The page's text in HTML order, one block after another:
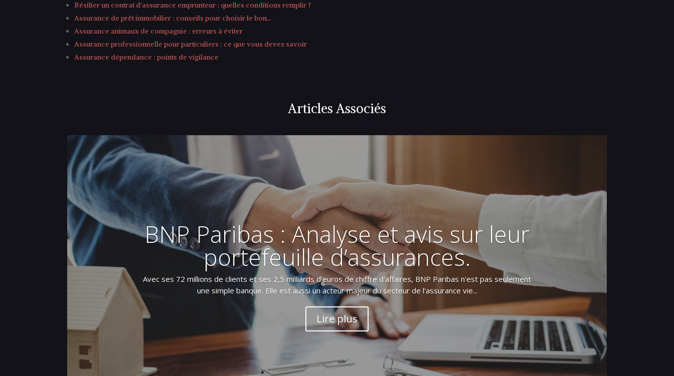
Résilier un contrat d’assurance emprunteur : quelles conditions remplir ?
Assurance de prêt immobilier : conseils pour choisir le bon…
Assurance animaux de compagnie : erreurs à éviter
Assurance professionnelle pour particuliers : ce que vous devez savoir
Assurance dépendance : points de vigilance
Articles Associés
BNP Paribas : Analyse et avis sur leur
portefeuille d’assurances.
Avec ses 72 millions de clients et ses 2,5 milliards d'euros de chiffre d'affaires, BNP Paribas n'est pas seulement
une simple banque. Elle est aussi un acteur majeur du secteur de l'assurance vie...
Lire plus